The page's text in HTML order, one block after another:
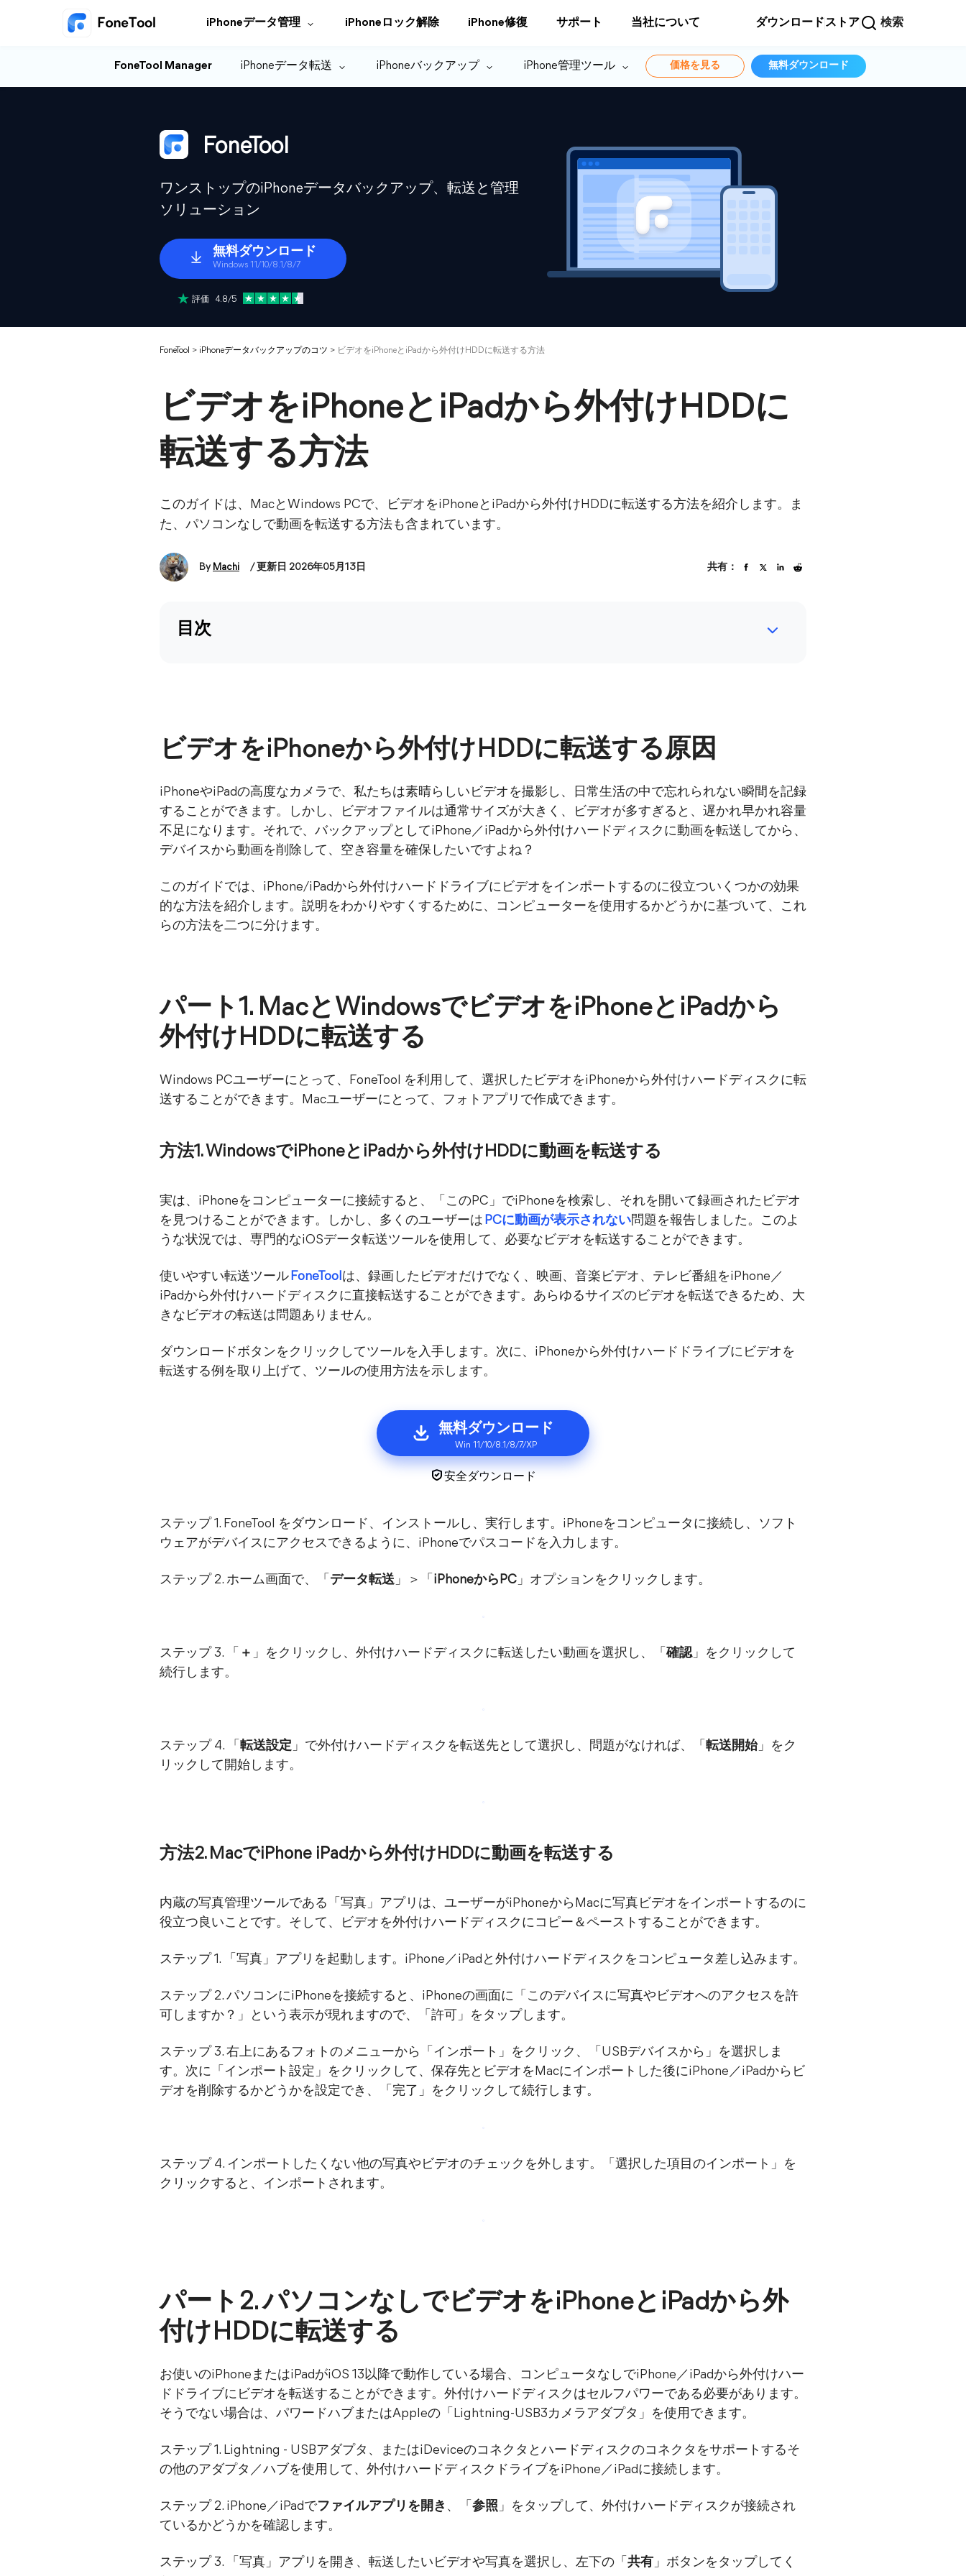
iPhoneデータ管理 iPhoneロック解除 iPhone修復 サポート 当社について ダウンロード ストア 検索
FoneTool Manager iPhoneデータ転送 iPhoneバックアップ iPhone管理ツール 価格を見る 無料ダウンロード
FoneTool
ワンストップのiPhoneデータバックアップ、転送と管理
ソリューション
無料ダウンロード
Windows 11/10/8.1/8/7
評価 4.8/5
FoneTool > iPhoneデータバックアップのコツ > ビデオをiPhoneとiPadから外付けHDDに転送する方法
ビデオをiPhoneとiPadから外付けHDDに
転送する方法
このガイドは、MacとWindows PCで、ビデオをiPhoneとiPadから外付けHDDに転送する方法を紹介します。ま
た、パソコンなしで動画を転送する方法も含まれています。
By Machi / 更新日 2026年05月13日 共有：
目次
ビデオをiPhoneから外付けHDDに転送する原因
iPhoneやiPadの高度なカメラで、私たちは素晴らしいビデオを撮影し、日常生活の中で忘れられない瞬間を記録
することができます。しかし、ビデオファイルは通常サイズが大きく、ビデオが多すぎると、遅かれ早かれ容量
不足になります。それで、バックアップとしてiPhone／iPadから外付けハードディスクに動画を転送してから、
デバイスから動画を削除して、空き容量を確保したいですよね？
このガイドでは、iPhone/iPadから外付けハードドライブにビデオをインポートするのに役立ついくつかの効果
的な方法を紹介します。説明をわかりやすくするために、コンピューターを使用するかどうかに基づいて、これ
らの方法を二つに分けます。
パート1. MacとWindowsでビデオをiPhoneとiPadから
外付けHDDに転送する
Windows PCユーザーにとって、FoneTool を利用して、選択したビデオをiPhoneから外付けハードディスクに転
送することができます。Macユーザーにとって、フォトアプリで作成できます。
方法1. WindowsでiPhoneとiPadから外付けHDDに動画を転送する
実は、iPhoneをコンピューターに接続すると、「このPC」でiPhoneを検索し、それを開いて録画されたビデオ
を見つけることができます。しかし、多くのユーザーは PCに動画が表示されない問題を報告しました。このよ
うな状況では、専門的なiOSデータ転送ツールを使用して、必要なビデオを転送することができます。
使いやすい転送ツールFoneToolは、録画したビデオだけでなく、映画、音楽ビデオ、テレビ番組をiPhone／
iPadから外付けハードディスクに直接転送することができます。あらゆるサイズのビデオを転送できるため、大
きなビデオの転送は問題ありません。
ダウンロードボタンをクリックしてツールを入手します。次に、iPhoneから外付けハードドライブにビデオを
転送する例を取り上げて、ツールの使用方法を示します。
無料ダウンロード
Win 11/10/8.1/8/7/XP
安全ダウンロード
ステップ 1. FoneTool をダウンロード、インストールし、実行します。iPhoneをコンピュータに接続し、ソフト
ウェアがデバイスにアクセスできるように、iPhoneでパスコードを入力します。
ステップ 2. ホーム画面で、「 データ転送 」＞「 iPhoneからPC 」オプションをクリックします。
ステップ 3. 「 ＋ 」をクリックし、外付けハードディスクに転送したい動画を選択し、「確認」をクリックして
続行します。
ステップ 4. 「 転送設定 」で外付けハードディスクを転送先として選択し、問題がなければ、「 転送開始」をク
リックして開始します。
方法2. MacでiPhone iPadから外付けHDDに動画を転送する
内蔵の写真管理ツールである「写真」アプリは、ユーザーがiPhoneからMacに写真ビデオをインポートするのに
役立つ良いことです。そして、ビデオを外付けハードディスクにコピー＆ペーストすることができます。
ステップ 1. 「写真」アプリを起動します。iPhone／iPadと外付けハードディスクをコンピュータ差し込みます。
ステップ 2. パソコンにiPhoneを接続すると、iPhoneの画面に「このデバイスに写真やビデオへのアクセスを許
可しますか？」という表示が現れますので、「許可」をタップします。
ステップ 3. 右上にあるフォトのメニューから「インポート」をクリック、「USBデバイスから」を選択しま
す。次に「インポート設定」をクリックして、保存先とビデオをMacにインポートした後にiPhone／iPadからビ
デオを削除するかどうかを設定でき、「完了」をクリックして続行します。
ステップ 4. インポートしたくない他の写真やビデオのチェックを外します。「選択した項目のインポート」を
クリックすると、インポートされます。
パート2. パソコンなしでビデオをiPhoneとiPadから外
付けHDDに転送する
お使いのiPhoneまたはiPadがiOS 13以降で動作している場合、コンピュータなしでiPhone／iPadから外付けハー
ドドライブにビデオを転送することができます。外付けハードディスクはセルフパワーである必要があります。
そうでない場合は、パワードハブまたはAppleの「Lightning-USB3カメラアダプタ」を使用できます。
ステップ 1. Lightning - USBアダプタ、またはiDeviceのコネクタとハードディスクのコネクタをサポートするそ
の他のアダプタ／ハブを使用して、外付けハードディスクドライブをiPhone／iPadに接続します。
ステップ 2. iPhone／iPadでファイルアプリを開き 、「 参照 」をタップして、外付けハードディスクが接続され
ているかどうかを確認します。
ステップ 3. 「写真」アプリを開き、転送したいビデオや写真を選択し、左下の「 共有 」ボタンをタップしてく